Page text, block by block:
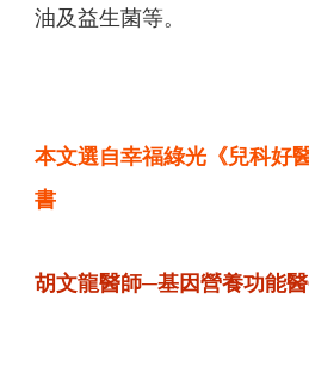
油及益生菌等。
本文選自幸福綠光《兒科好
書
胡文龍醫師─基因營養功能